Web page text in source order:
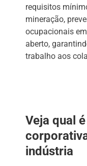
requisitos
mineração,
ocupacionais
aberto,
trabalho aos
Veja qual
indústria